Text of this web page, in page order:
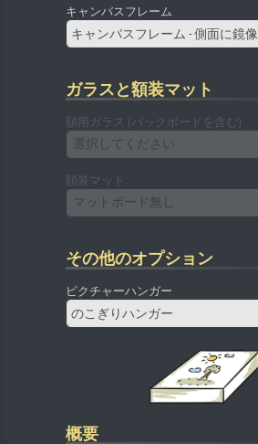
キャンバスフレーム
キャンバスフレーム - 側面に鏡像
ガラスと額装マット
額用ガラス (バックボードを含む)
選択してください
額装マット
マットボード無し
その他のオプション
ピクチャーハンガー
のこぎりハンガー
概要